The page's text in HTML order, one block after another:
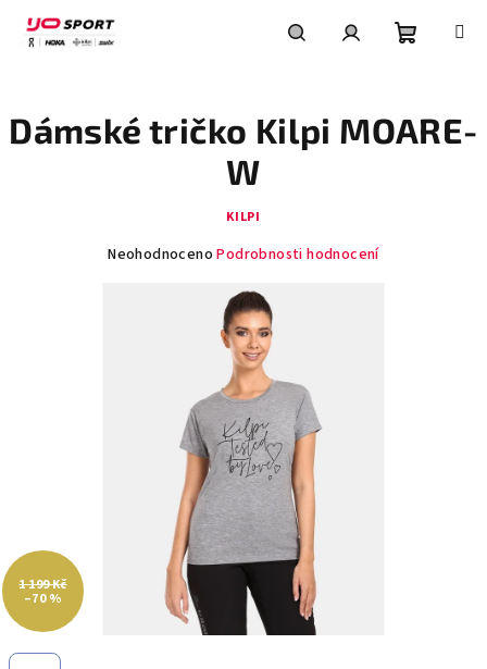
obsah
košík
Dámské tričko Kilpi MOARE-
W
KILPI
Průměrné
Neohodnoceno Podrobnosti hodnocení
1 199 Kč
–70 %